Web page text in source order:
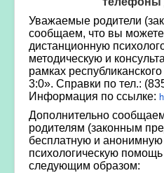
Уважаемые родители
сообщаем, что вы можете
дистанционную
методическую и
рамках
3:0». Справки по тел.:
Информация по ссылке:
Дополнительно
родителям (законным
бесплатную и анонимную
психологическую
следующим образом: